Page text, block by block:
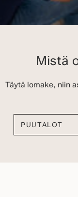
Mistä
Täytä lomake, niin